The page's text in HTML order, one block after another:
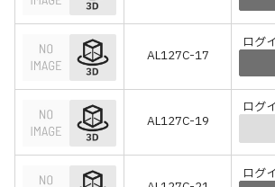
AL127C-17
ログ
AL127C-19
ログ
ログ